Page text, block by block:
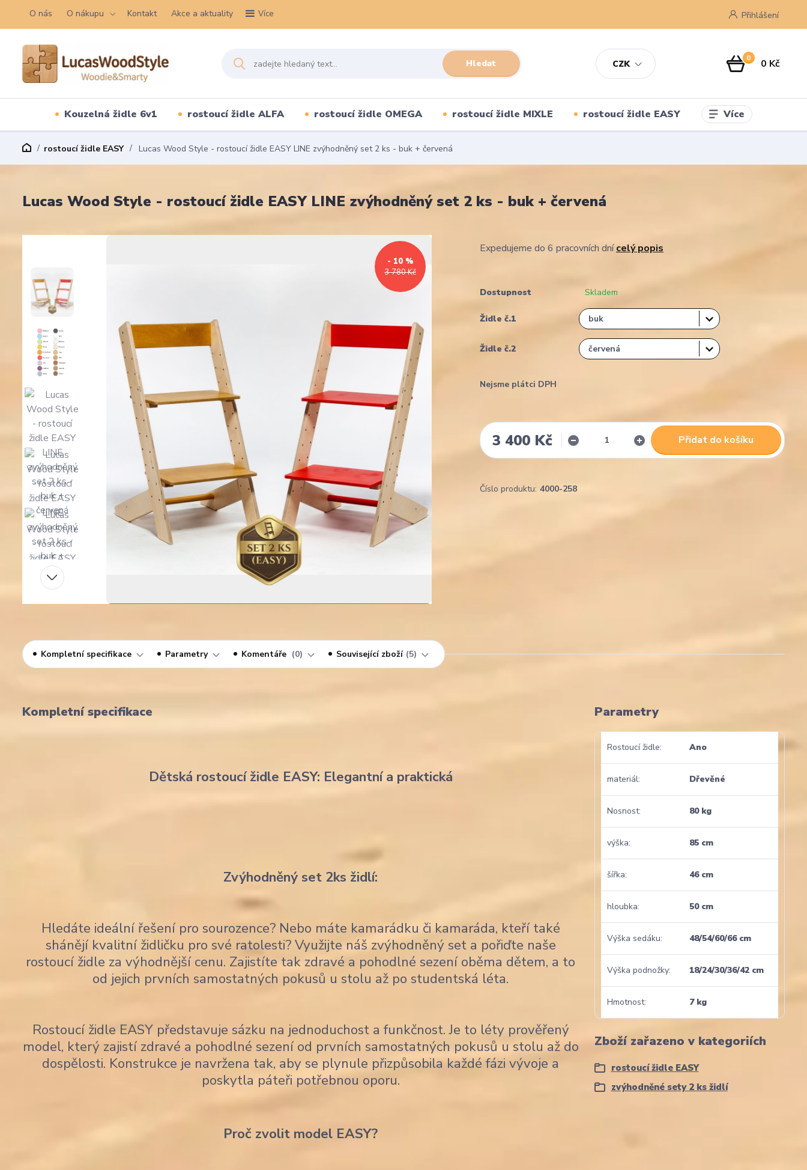
O nás O nákupu Kontakt Akce a aktuality Více
CZK
Přihlášení
Hledat 0 0 Kč
Kouzelná židle 6v1 rostoucí židle ALFA rostoucí židle OMEGA rostoucí židle MIXLE rostoucí židle EASY Více
rostoucí židle EASY Lucas Wood Style - rostoucí židle EASY LINE zvýhodněný set 2 ks - buk + červená
Lucas Wood Style - rostoucí židle EASY LINE zvýhodněný set 2 ks - buk + červená
3 780 Kč
- 10 %
Expedujeme do 6 pracovních dnícelý popis
Dostupnost Skladem
Židle č.1
Židle č.2
Nejsme plátci DPH
3 400 Kč Přidat do košíku
Číslo produktu: 4000-258
Kompletní specifikace Parametry Komentáře 0 Související zboží 5
Kompletní specifikace
Dětská rostoucí židle EASY: Elegantní a praktická
Zvýhodněný set 2ks židlí:
Hledáte ideální řešení pro sourozence? Nebo máte kamarádku či kamaráda, kteří také
shánějí kvalitní židličku pro své ratolesti? Využijte náš zvýhodněný set a pořiďte naše
rostoucí židle za výhodnější cenu. Zajistíte tak zdravé a pohodlné sezení oběma dětem, a to
od jejich prvních samostatných pokusů u stolu až po studentská léta.
Rostoucí židle EASY představuje sázku na jednoduchost a funkčnost. Je to léty prověřený
model, který zajistí zdravé a pohodlné sezení od prvních samostatných pokusů u stolu až do
dospělosti. Konstrukce je navržena tak, aby se plynule přizpůsobila každé fázi vývoje a
poskytla páteři potřebnou oporu.
Proč zvolit model EASY?
Parametry
Rostoucí židle Ano
materiál Dřevěné
Nosnost 80 kg
výška 85 cm
šířka 46 cm
hloubka 50 cm
Výška sedáku 48/54/60/66 cm
Výška podnožky 18/24/30/36/42 cm
Hmotnost 7 kg
Zboží zařazeno v kategoriích
rostoucí židle EASY
zvýhodněné sety 2 ks židlí